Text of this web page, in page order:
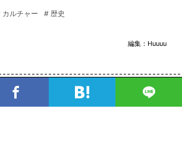
カルチャー # 歴史
編集： Huuuu